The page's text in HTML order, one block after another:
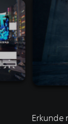
Erkunde